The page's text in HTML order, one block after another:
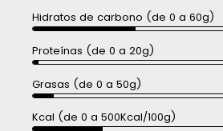
Hidratos de carbono (de 0 a 60g)
Proteínas (de 0 a 20g)
Grasas (de 0 a 50g)
Kcal (de 0 a 500Kcal/100g)